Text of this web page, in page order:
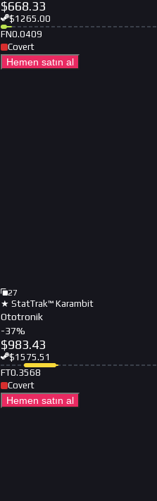
$668.33
$1265.00
FN0.0409
Covert
Hemen satın al
27
★ StatTrak™ Karambit
Ototronik
-37%
$983.43
$1575.51
FT0.3568
Covert
Hemen satın al